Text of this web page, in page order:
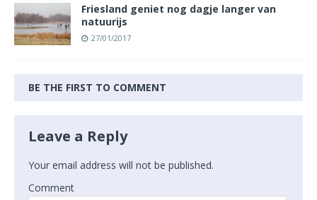
Friesland geniet nog dagje langer van
natuurijs
27/01/2017
BE THE FIRST TO COMMENT
Leave a Reply
Your email address will not be published.
Comment